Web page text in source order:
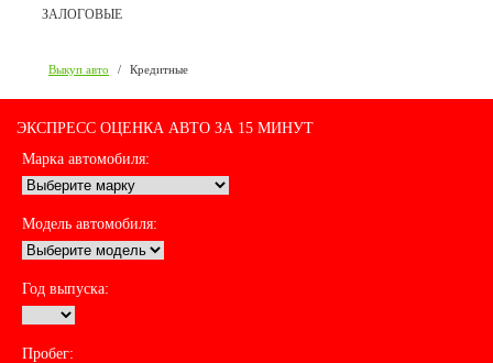
ЗАЛОГОВЫЕ
Выкуп авто / Кредитные
ЭКСПРЕСС ОЦЕНКА АВТО ЗА 15 МИНУТ
Марка автомобиля:
Модель автомобиля:
Год выпуска:
Пробег: